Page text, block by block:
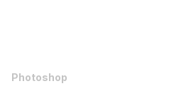
Photoshop